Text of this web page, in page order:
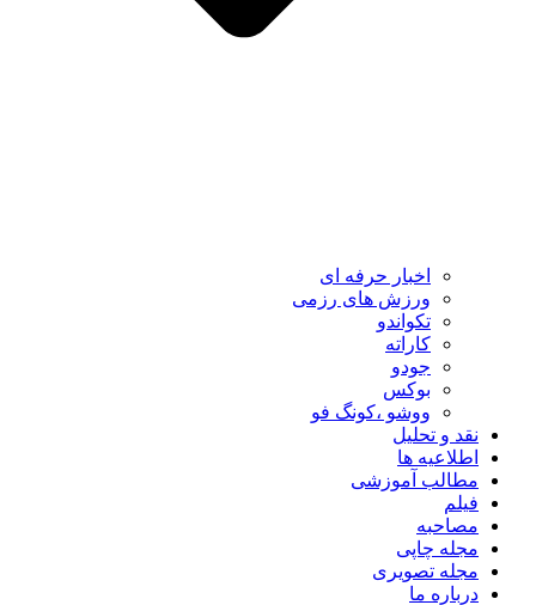
اخبار حرفه ای
ورزش های رزمی
تکواندو
کاراته
جودو
بوکس
ووشو ،کونگ فو
نقد و تحلیل
اطلاعیه ها
مطالب آموزشی
فیلم
مصاحبه
مجله چاپی
مجله تصویری
درباره ما